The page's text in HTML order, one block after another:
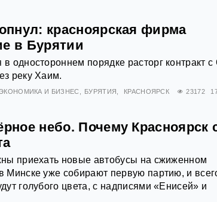
красноярская фирма
в Бурятии
в одностороннем порядке расторг контракт
реку Хаим.
ЭКОНОМИКА И БИЗНЕС БУРЯТИЯ КРАСНОЯРСК 23172
небо. Почему Красноярск
приехать новые автобусы на сжиженном
Минске уже собирают первую партию, и
голубого цвета, с надписями «Енисей» и